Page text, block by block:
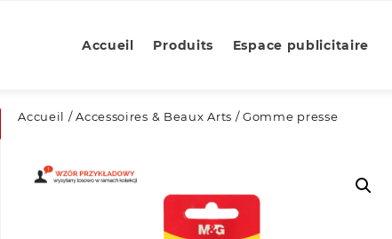
Accueil Produits Espace publicitaire
Accueil /Accessoires & Beaux Arts / Gomme presse